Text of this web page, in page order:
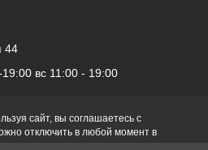
сайт, вы соглашаетесь с
отключить в любой момент в
44
вс 11:00 - 19:00